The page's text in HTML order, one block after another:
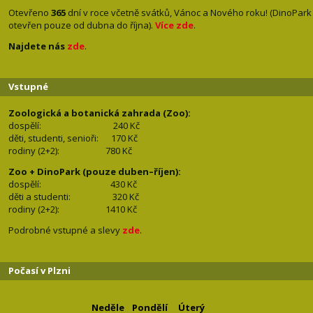
Otevřeno 365 dní v roce včetně svátků, Vánoc a Nového roku! (DinoPark
otevřen pouze od dubna do října). Více zde.
Najdete nás zde.
Vstupné
Zoologická a botanická zahrada (Zoo):
dospělí:
240 Kč
děti, studenti, senioři: 170 Kč
rodiny (2+2): 780 Kč
Zoo + DinoPark (pouze duben–říjen):
dospělí: 430 Kč
děti a studenti: 320 Kč
rodiny (2+2): 1410 Kč
Podrobné vstupné a slevy zde.
Počasí v Plzni
Neděle Pondělí Úterý